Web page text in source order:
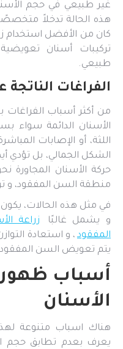
غير طبيعي في حجم
هذه الحالة تدخلاً
كان من الأفضل استخدام
تركيبات أسنان
طبيعي.
الفراغات
من أكثر أسباب الفراغات
الأسنان الدائمة سواء
اللثة، أو الإصابات
الشكل الجمالي، بل تؤدي
حركة الأسنان المجاورة
منطقة السن المفقود، و
في مثل هذه الحالات، يكون
و يشمل غالبًا
زراعة
المفقود ، و استعادة
يتم تعويض السن
أسباب
الأسنان
هناك اسباب متنوعة
يعرف بعدم تطابق حجم